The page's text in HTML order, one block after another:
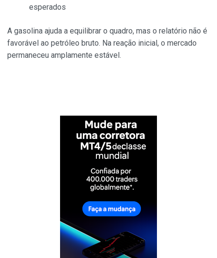
esperados
A gasolina ajuda a equilibrar o quadro, mas o relatório não é
favorável ao petróleo bruto. Na reação inicial, o mercado
permaneceu amplamente estável.